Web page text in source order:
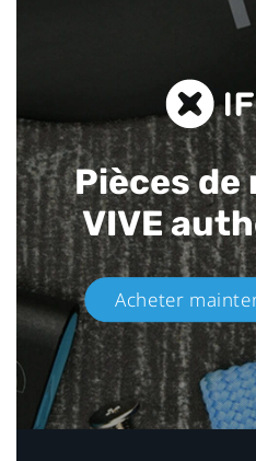
Pièces de
VIVE
Acheter